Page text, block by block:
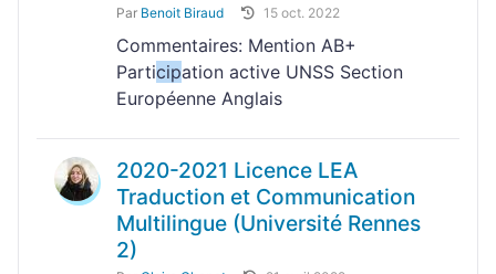
Par Benoit Biraud 15 oct. 2022
Commentaires: Mention AB+
Participation active UNSS Section
Européenne Anglais
2020-2021 Licence LEA
Traduction et Communication
Multilingue (Université Rennes
2)